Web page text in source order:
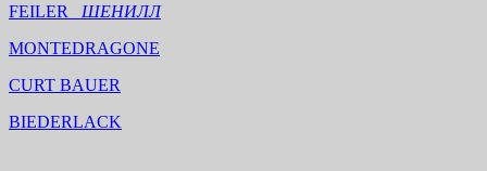
FEILER ШЕНИЛЛ
MONTEDRAGONE
CURT BAUER
BIEDERLACK